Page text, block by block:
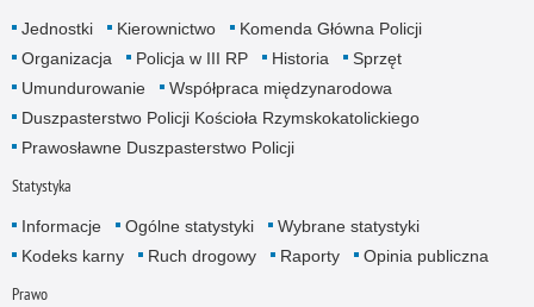
Jednostki Kierownictwo
Komenda Główna Policji
Organizacja
Policja w III RP Historia
Sprzęt
Umundurowanie
Współpraca międzynarodowa
Duszpasterstwo Policji Kościoła Rzymskokatolickiego
Prawosławne Duszpasterstwo Policji
Statystyka
Informacje Ogólne statystyki
Wybrane statystyki
Kodeks karny
Ruch drogowy Raporty Opinia publiczna
Prawo